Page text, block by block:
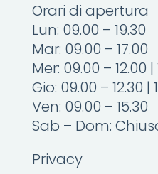
Orari di apertura
Lun: 09.00 – 19.30
Mar: 09.00 – 17.00
Mer: 09.00 – 12.00 |
Gio: 09.00 – 12.30 |
Ven: 09.00 – 15.30
Sab – Dom:
Privacy